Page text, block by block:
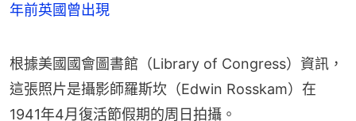
年前英國曾出現
根據美國國會圖書館（Library of Congress）資訊，
這張照片是攝影師羅斯坎（Edwin Rosskam）在
1941年4月復活節假期的周日拍攝。